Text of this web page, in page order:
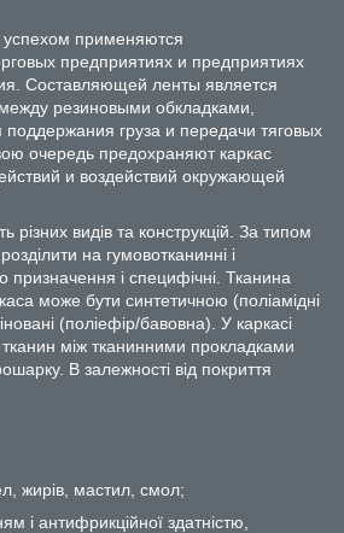
применяются
предприятиях и предприятиях
Составляющей ленты является
резиновыми обкладками,
груза и передачи тяговых
очередь предохраняют каркас
и воздействий окружающей
різних видів та конструкцій. За типом
на гумовотканинні і
призначення і специфічні. Тканина
може бути синтетичною (поліамідні
(поліефір/бавовна). У каркасі
тканин між тканинними прокладками
В залежності від покриття
жирів, мастил, смол;
і антифрикційної здатністю,